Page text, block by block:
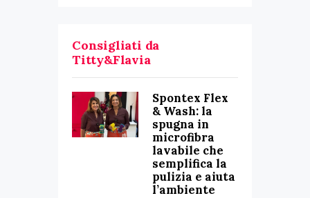
Consigliati da
Titty&Flavia
Spontex Flex
& Wash: la
spugna in
microfibra
lavabile che
semplifica la
pulizia e aiuta
l’ambiente